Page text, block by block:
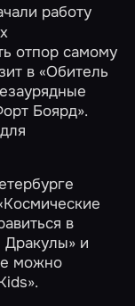
работу
отпор самому
в«Обитель
Боярд».
в
и
можно
.